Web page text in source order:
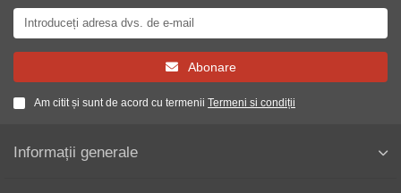
Abonare
Am citit și sunt de acord cu termenii Termeni si condiții
Informații generale